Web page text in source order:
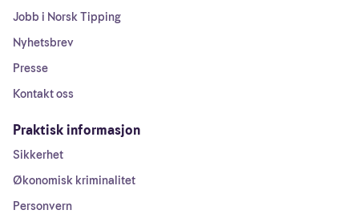
Jobb i Norsk Tipping
Nyhetsbrev
Presse
Kontakt oss
Praktisk informasjon
Sikkerhet
Økonomisk kriminalitet
Personvern